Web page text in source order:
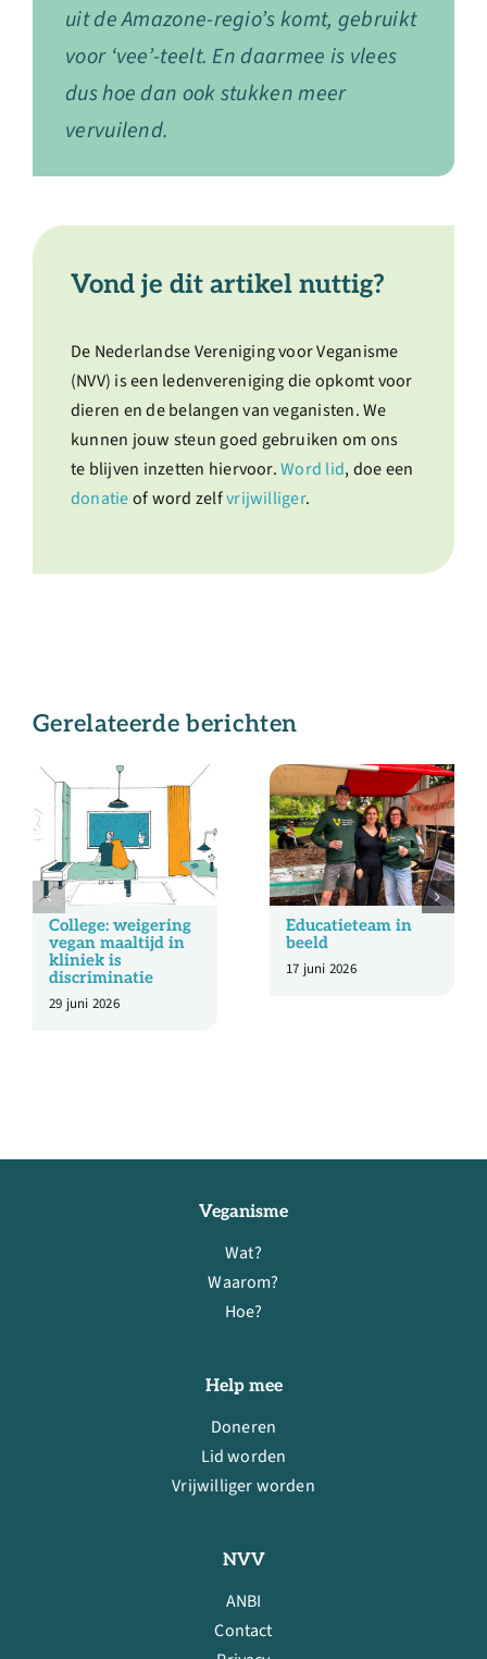
uit de Amazone-regio’s komt, gebruikt
voor ‘vee’-teelt. En daarmee is vlees
dus hoe dan ook stukken meer
vervuilend.
Vond je dit artikel nuttig?
De Nederlandse Vereniging voor Veganisme
(NVV) is een ledenvereniging die opkomt voor
dieren en de belangen van veganisten. We
kunnen jouw steun goed gebruiken om ons
te blijven inzetten hiervoor.Word lid, doe een
donatieof word zelfvrijwilliger.
Gerelateerde berichten
College: weigering
vegan maaltijd in
kliniek is
discriminatie
29 juni 2026
Educatieteam in
beeld
17 juni 2026
Veganisme
Wat?
Waarom?
Hoe?
Help mee
Doneren
Lid worden
Vrijwilliger worden
NVV
ANBI
Contact